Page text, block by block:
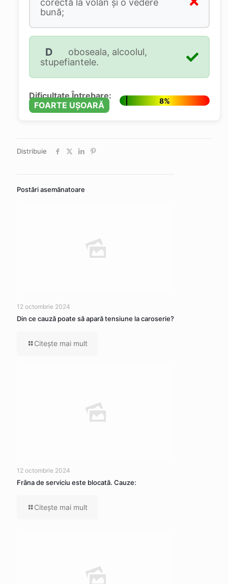
corectă la volan și o vedere
bună;
D
oboseala, alcoolul,
stupefiantele.
Dificultate Întrebare:
FOARTE UȘOARĂ
8%
Distribuie
Postări asemănatoare
12 octombrie 2024
Din ce cauză poate să apară tensiune la caroserie?
Citeşte mai mult
12 octombrie 2024
Frâna de serviciu este blocată. Cauze:
Citeşte mai mult